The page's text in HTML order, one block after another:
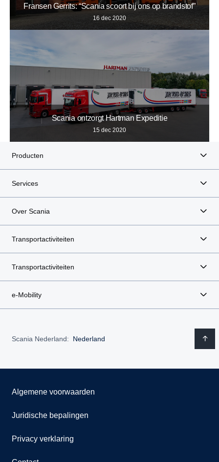
Fransen Gerrits: “Scania scoort bij ons op brandstof”
16 dec 2020
Scania ontzorgt Hartman Expeditie
15 dec 2020
Producten
Services
Over Scania
Transportactiviteiten
Transportactiviteiten
e-Mobility
Scania Nederland: Nederland
Algemene voorwaarden
Juridische bepalingen
Privacy verklaring